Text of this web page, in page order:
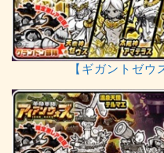
【ギガントゼウ